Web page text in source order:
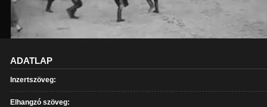
ADATLAP
Inzertszöveg:
Elhangzó szöveg: